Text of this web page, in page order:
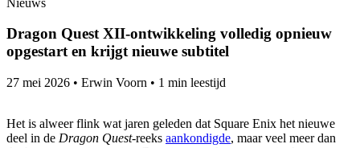
Dragon Quest XII-ontwikkeling volledig opnieuw
opgestart en krijgt nieuwe subtitel
27 mei 2026 • Erwin Voorn • 1 min leestijd
Het is alweer flink wat jaren geleden dat Square Enix het nieuwe
deel in de Dragon Quest-reeks aankondigde, maar veel meer dan